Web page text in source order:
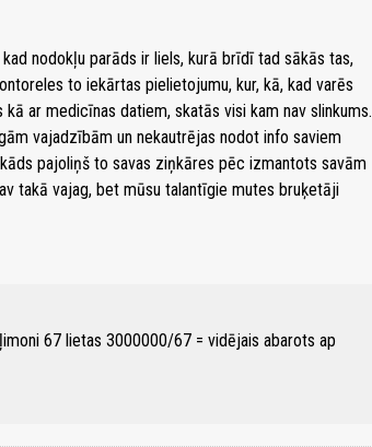
nodokļu parāds ir liels, kurā brīdī tad sākās tas,
to iekārtas pielietojumu, kur, kā, kad varēs
ar medicīnas datiem, skatās visi kam nav slinkums.
vajadzībām un nekautrējas nodot info saviem
pajoliņš to savas ziņkāres pēc izmantots savām
takā vajag, bet mūsu talantīgie mutes bruķetāji
67 lietas 3000000/67 = vidējais abarots ap